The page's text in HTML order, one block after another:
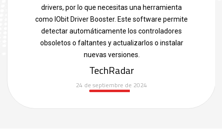
drivers, por lo que necesitas una herramienta
como IObit Driver Booster. Este software permite
detectar automáticamente los controladores
obsoletos o faltantes y actualizarlos o instalar
nuevas versiones.
TechRadar
24 de septiembre de 2024